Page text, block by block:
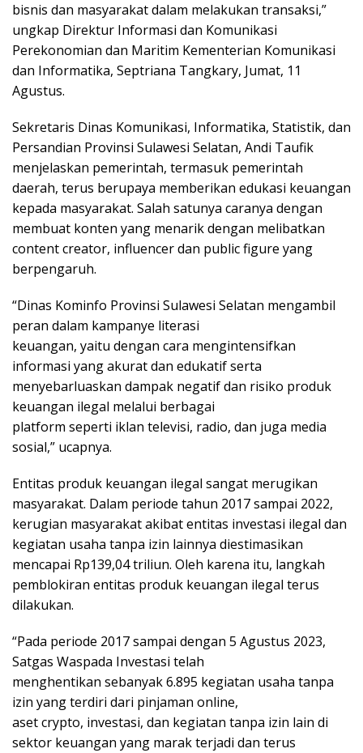
bisnis dan masyarakat dalam melakukan transaksi,”
ungkap Direktur Informasi dan Komunikasi
Perekonomian dan Maritim Kementerian Komunikasi
dan Informatika, Septriana Tangkary, Jumat, 11
Agustus.
Sekretaris Dinas Komunikasi, Informatika, Statistik, dan
Persandian Provinsi Sulawesi Selatan, Andi Taufik
menjelaskan pemerintah, termasuk pemerintah
daerah, terus berupaya memberikan edukasi keuangan
kepada masyarakat. Salah satunya caranya dengan
membuat konten yang menarik dengan melibatkan
content creator, influencer dan public figure yang
berpengaruh.
“Dinas Kominfo Provinsi Sulawesi Selatan mengambil
peran dalam kampanye literasi
keuangan, yaitu dengan cara mengintensifkan
informasi yang akurat dan edukatif serta
menyebarluaskan dampak negatif dan risiko produk
keuangan ilegal melalui berbagai
platform seperti iklan televisi, radio, dan juga media
sosial,” ucapnya.
Entitas produk keuangan ilegal sangat merugikan
masyarakat. Dalam periode tahun 2017 sampai 2022,
kerugian masyarakat akibat entitas investasi ilegal dan
kegiatan usaha tanpa izin lainnya diestimasikan
mencapai Rp139,04 triliun. Oleh karena itu, langkah
pemblokiran entitas produk keuangan ilegal terus
dilakukan.
“Pada periode 2017 sampai dengan 5 Agustus 2023,
Satgas Waspada Investasi telah
menghentikan sebanyak 6.895 kegiatan usaha tanpa
izin yang terdiri dari pinjaman online,
aset crypto, investasi, dan kegiatan tanpa izin lain di
sektor keuangan yang marak terjadi dan terus